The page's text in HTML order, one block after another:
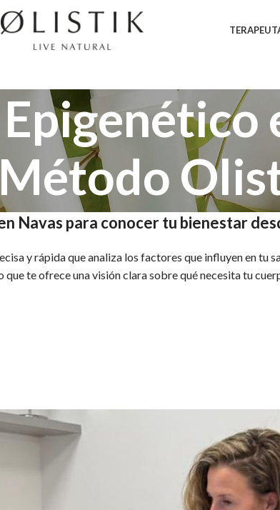
Navas para conocer tu bienestar
y rápida que analiza los factores que influyen en
te ofrece una visión clara sobre qué necesita tu